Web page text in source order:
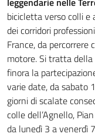
bicicletta verso colli e
dei corridori
France, da
motore. Si tratta
finora la
varie date, da sabato
giorni di scalate
colle dell’Agnello,
da lunedì 3 a venerdì